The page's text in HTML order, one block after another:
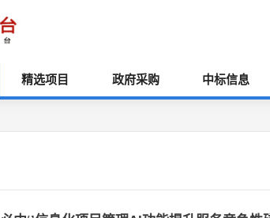
精选项目 政府采购 中标信息